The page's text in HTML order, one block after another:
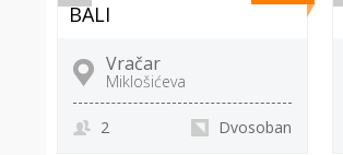
BALI
Vračar
Miklošićeva
Dvosoban
2